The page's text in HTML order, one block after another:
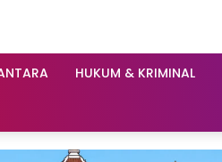
HUKUM & KRIMINAL